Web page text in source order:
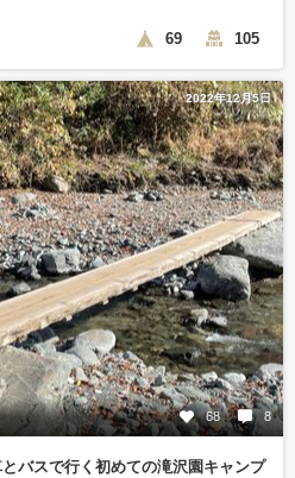
69 105
2022年12月5日
68 8
バスで行く初めての滝沢園キャンプ